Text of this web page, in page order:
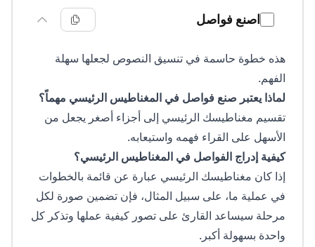
اصنع فواصل
هذه خطوة حاسمة في تنسيق النصوص لجعلها سهلة
الفهم.
لماذا يعتبر صنع فواصل في المغناطيس الرئيسي مهماً؟
تقسيم مغناطيسك الرئيسي إلى أجزاء أصغر يجعل من
الأسهل على القراء فهمه واستيعابه.
كيفية إدراج الفواصل في المغناطيس الرئيسي؟
إذا كان مغناطيسك الرئيسي عبارة عن قائمة بالخطوات
في عملية ما، على سبيل المثال، فإن تضمين صورة لكل
مرحلة سيساعد القارئ على تصور كيفية عملها وتذكر كل
واحدة بسهولة أكبر.